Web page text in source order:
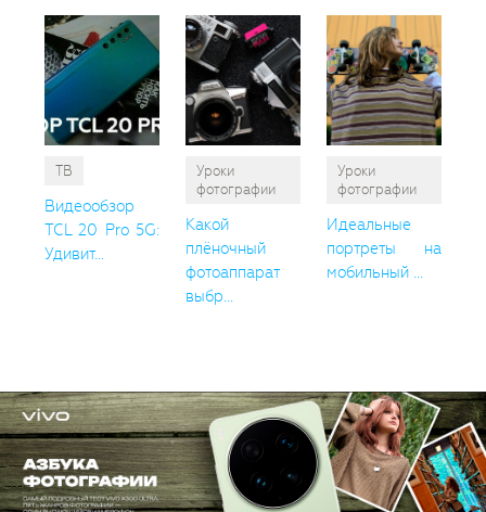
ТВ
Видеообзор
TCL 20 Pro 5G:
Удивит...
Уроки
фотографии
Какой
плёночный
фотоаппарат
выбр...
Уроки
фотографии
Идеальные
портреты на
мобильный ...